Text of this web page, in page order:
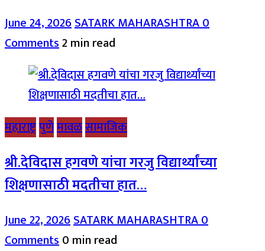
June 24, 2026SATARK MAHARASHTRA0
Comments2 min read
महाराष्ट्रपुणेमावळसामाजिक
श्री.देविदास हगवणे यांचा गरजु विद्यार्थ्यांच्या
शिक्षणासाठी मदतीचा हात…
June 22, 2026SATARK MAHARASHTRA0
Comments0 min read